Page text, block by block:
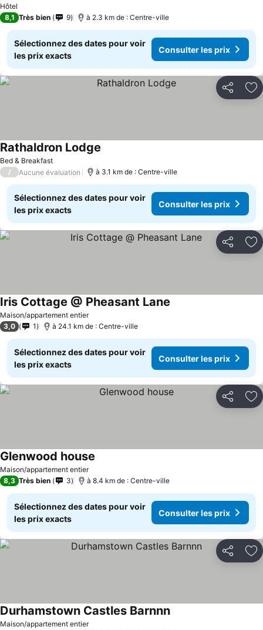
Hôtel
8,1 Très bien 9 à 2.3 km de : Centre-ville
Sélectionnez des dates pour voir
les prix exacts
Consulter les prix
Partager
Bed & Breakfast
Rathaldron Lodge
/ Aucune évaluation à 3.1 km de : Centre-ville
Sélectionnez des dates pour voir
les prix exacts
Consulter les prix
Partager
Maison/appartement entier
Iris Cottage @ Pheasant Lane
3,0 1 à 24.1 km de : Centre-ville
Sélectionnez des dates pour voir
les prix exacts
Consulter les prix
Partager
Maison/appartement entier
Glenwood house
8,3 Très bien 3 à 8.4 km de : Centre-ville
Sélectionnez des dates pour voir
les prix exacts
Consulter les prix
Partager
Maison/appartement entier
Durhamstown Castles Barnnn